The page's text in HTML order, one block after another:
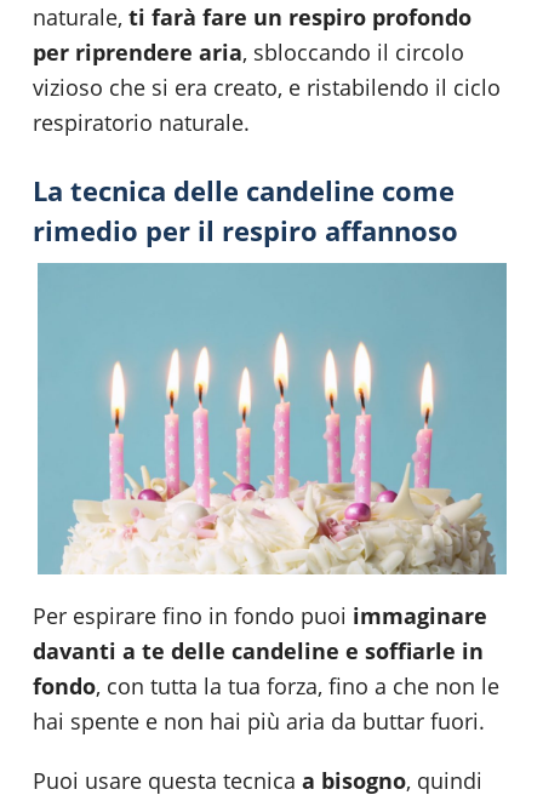
naturale, ti farà fare un respiro profondo
per riprendere aria, sbloccando il circolo
vizioso che si era creato, e ristabilendo il ciclo
respiratorio naturale.
La tecnica delle candeline come
rimedio per il respiro affannoso
Per espirare fino in fondo puoi immaginare
davanti a te delle candeline e soffiarle in
fondo, con tutta la tua forza, fino a che non le
hai spente e non hai più aria da buttar fuori.
Puoi usare questa tecnica a bisogno, quindi